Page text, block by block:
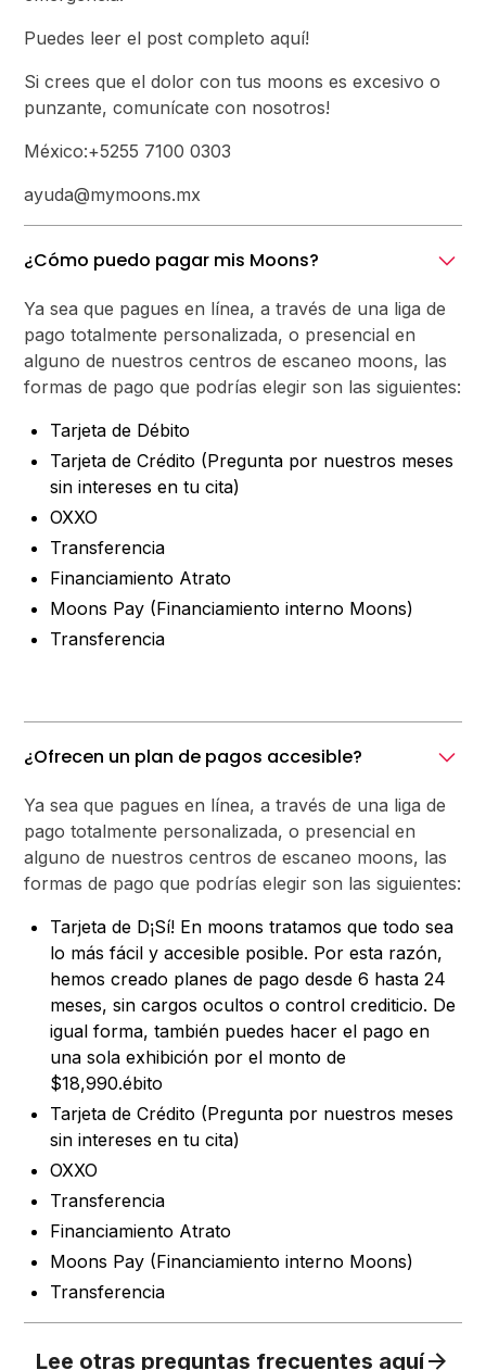
‍Puedes leer el post completo aquí!
‍Si crees que el dolor con tus moons es excesivo o
punzante, comunícate con nosotros!
México:+5255 7100 0303
‍‍ayuda@mymoons.mx
¿Cómo puedo pagar mis Moons?
Ya sea que pagues en línea, a través de una liga de
pago totalmente personalizada, o presencial en
alguno de nuestros centros de escaneo moons, las
formas de pago que podrías elegir son las siguientes:
Tarjeta de Débito
Tarjeta de Crédito (Pregunta por nuestros meses
sin intereses en tu cita)
OXXO
Transferencia
Financiamiento Atrato
Moons Pay (Financiamiento interno Moons)
Transferencia
¿Ofrecen un plan de pagos accesible?
Ya sea que pagues en línea, a través de una liga de
pago totalmente personalizada, o presencial en
alguno de nuestros centros de escaneo moons, las
formas de pago que podrías elegir son las siguientes:
Tarjeta de D¡Sí! En moons tratamos que todo sea
lo más fácil y accesible posible. Por esta razón,
hemos creado planes de pago desde 6 hasta 24
meses, sin cargos ocultos o control crediticio. De
igual forma, también puedes hacer el pago en
una sola exhibición por el monto de
$18,990.ébito
Tarjeta de Crédito (Pregunta por nuestros meses
sin intereses en tu cita)
OXXO
Transferencia
Financiamiento Atrato
Moons Pay (Financiamiento interno Moons)
Transferencia
Lee otras preguntas frecuentes aquí